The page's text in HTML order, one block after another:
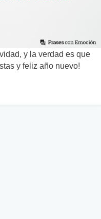
y la verdad es que
y feliz año nuevo!